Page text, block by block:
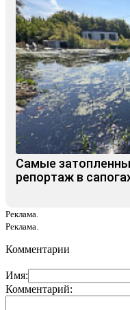
Самые
репортаж в
Реклама.
Реклама.
Комментарии
Имя:
Комментарий: